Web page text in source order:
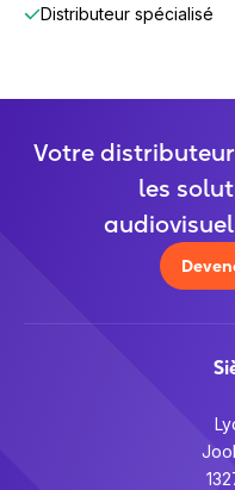
Distributeur spécialisé
Votre
les